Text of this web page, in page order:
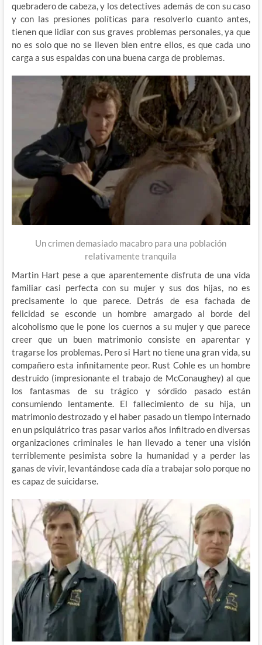
quebradero de cabeza, y los detectives además de con su caso
y con las presiones políticas para resolverlo cuanto antes,
tienen que lidiar con sus graves problemas personales, ya que
no es solo que no se lleven bien entre ellos, es que cada uno
carga a sus espaldas con una buena carga de problemas.
Un crimen demasiado macabro para una población
relativamente tranquila
Martin Hart pese a que aparentemente disfruta de una vida
familiar casi perfecta con su mujer y sus dos hijas, no es
precisamente lo que parece. Detrás de esa fachada de
felicidad se esconde un hombre amargado al borde del
alcoholismo que le pone los cuernos a su mujer y que parece
creer que un buen matrimonio consiste en aparentar y
tragarse los problemas. Pero si Hart no tiene una gran vida, su
compañero esta infinitamente peor. Rust Cohle es un hombre
destruido (impresionante el trabajo de McConaughey) al que
los fantasmas de su trágico y sórdido pasado están
consumiendo lentamente. El fallecimiento de su hija, un
matrimonio destrozado y el haber pasado un tiempo internado
en un psiquiátrico tras pasar varios años infiltrado en diversas
organizaciones criminales le han llevado a tener una visión
terriblemente pesimista sobre la humanidad y a perder las
ganas de vivir, levantándose cada día a trabajar solo porque no
es capaz de suicidarse.